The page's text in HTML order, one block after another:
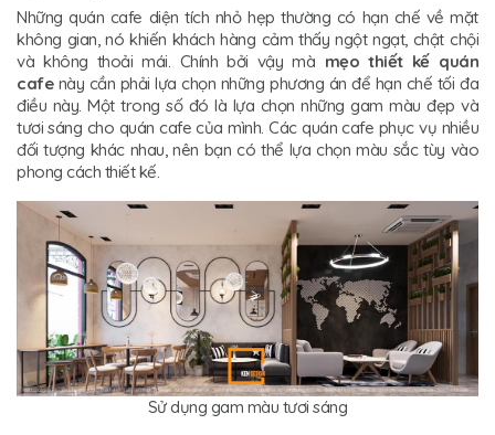
Những quán cafe diện tích nhỏ hẹp thường có hạn chế về mặt
không gian, nó khiến khách hàng cảm thấy ngột ngạt, chật chội
và không thoải mái. Chính bởi vậy mà mẹo thiết kế quán
cafe này cần phải lựa chọn những phương án để hạn chế tối đa
điều này. Một trong số đó là lựa chọn những gam màu đẹp và
tươi sáng cho quán cafe của mình. Các quán cafe phục vụ nhiều
đối tượng khác nhau, nên bạn có thể lựa chọn màu sắc tùy vào
phong cách thiết kế.
Sử dụng gam màu tươi sáng